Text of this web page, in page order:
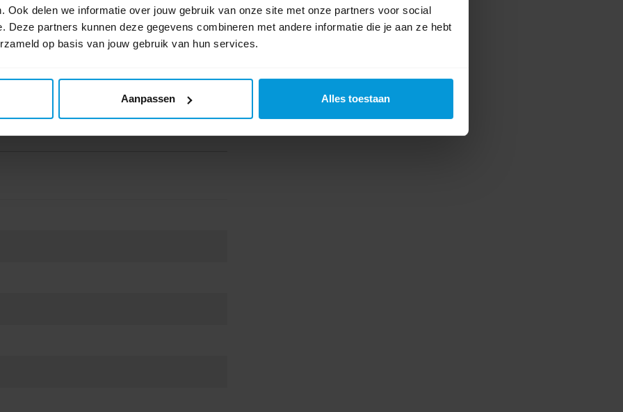
Ook delen we informatie over jouw gebruik van onze site met onze partners voor social
Deze partners kunnen deze gegevens combineren met andere informatie die je aan ze hebt
op basis van jouw gebruik van hun services.
Aanpassen Alles toestaan